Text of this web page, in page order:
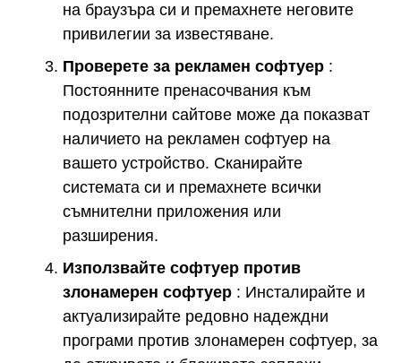
на браузъра си и премахнете неговите
привилегии за известяване.
Проверете за рекламен софтуер :
Постоянните пренасочвания към
подозрителни сайтове може да показват
наличието на рекламен софтуер на
вашето устройство. Сканирайте
системата си и премахнете всички
съмнителни приложения или
разширения.
Използвайте софтуер против
злонамерен софтуер : Инсталирайте и
актуализирайте редовно надеждни
програми против злонамерен софтуер, за